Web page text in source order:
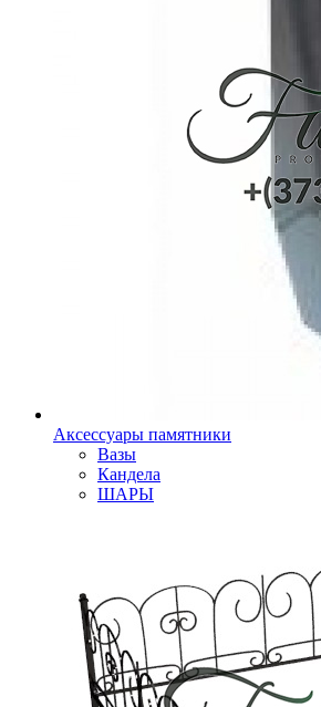
Аксессуары памятники
Вазы
Кандела
ШАРЫ